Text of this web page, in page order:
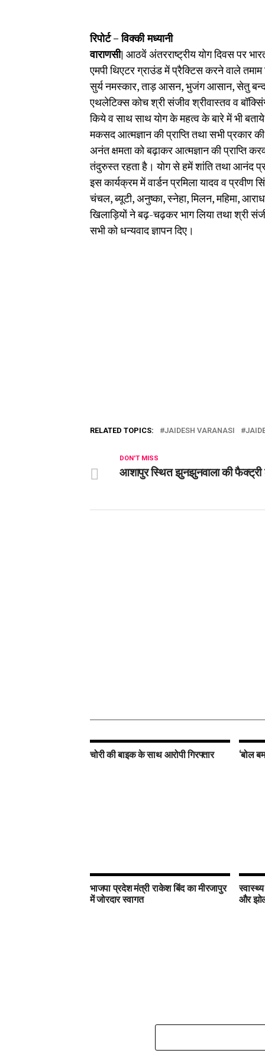
रिपोर्ट – विक्की मध्यानी
वाराणसी| आठवें अंतरराष्ट्रीय योग दिवस पर
एमपी थिएटर ग्राउंड में प्रैक्टिस करने वाले तमाम
सुर्य नमस्कार, ताड़ आसन, भुजंग आसान, सेतु
एथलेटिक्स कोच श्री संजीव श्रीवास्तव व
किये व साथ साथ योग के महत्व के बारे में भी
मकसद आत्मज्ञान की प्राप्ति तथा सभी प्रकार
अनंत क्षमता को बढ़ाकर आत्मज्ञान की प्राप्ति
तंदुरुस्त रहता है। योग से हमें शांति तथा आनंद
इस कार्यक्रम में वार्डन प्रमिला यादव व प्रवीण
चंचल, ब्यूटी, अनुष्का, स्नेहा, मिलन, महिमा,
खिलाड़ियों ने बढ़-चढ़कर भाग लिया तथा श्री
सभी को धन्यवाद ज्ञापन दिए।
RELATED TOPICS: JAIDESH VARANASI
DON'T MISS
आशापुर स्थित झुनझुनवाला की
चोरी की बाइक के साथ आरोपी गिरफ्तार ‘बोल
भाजपा प्रदेश मंत्री राकेश बिंद का मीरजापुर
में जोरदार स्वागत और